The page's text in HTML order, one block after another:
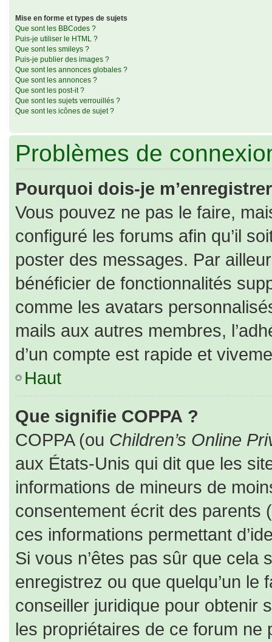
Mise en forme et types de sujets
Que sont les BBCodes ?
Puis-je utiliser le HTML ?
Que sont les smileys ?
Puis-je publier des images ?
Que sont les annonces globales ?
Que sont les annonces ?
Que sont les post-it ?
Que sont les sujets verrouillés ?
Que sont les icônes de sujet ?
Problèmes de
Pourquoi dois-je
Vous pouvez ne pas le faire,
configuré les forums afin qu’il
poster des messages. Par
bénéficier de fonctionnalités
comme les avatars
mails aux autres membres,
d’un compte est rapide et
Haut
Que signifie COPPA ?
COPPA (ou Children’s Online
aux États-Unis qui dit que les
informations de mineurs de
consentement écrit des parents
ces informations permettant
Si vous n’êtes pas sûr que cela
enregistrez ou que quelqu’un
conseiller juridique pour obtenir
les propriétaires de ce forum